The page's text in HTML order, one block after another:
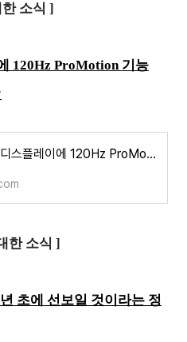
소식 ]
120Hz ProMotion 기능
iPad Mini 7 디스플레이에 120Hz ProMotion 기능이 적용되지 않을 것이다?
한 소식 ]
초에 선보일 것이라는 정